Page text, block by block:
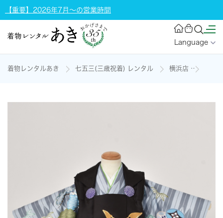
【重要】2026年7月～の営業時間
Language
着物レンタルあき 七五三(三歳祝着) レンタル 横浜店